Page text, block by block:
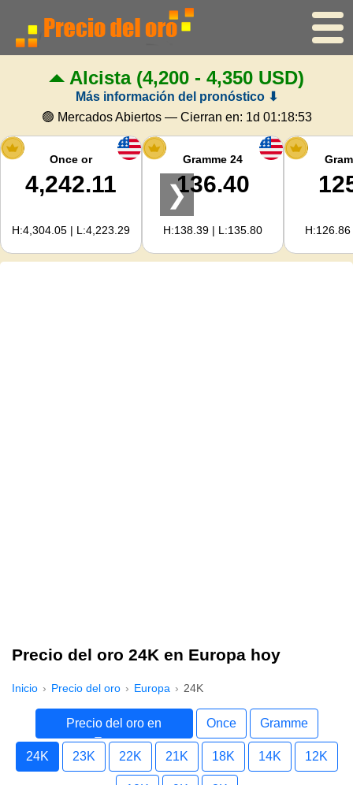
Inicio
Precio del oro
Precio de la plata
Calculadora de oro
Para Webmasters
Alcista(4,200 - 4,350 USD)
Más información del pronóstico ⬇
🟢 Mercados Abiertos — Cierran en: 1d 01:18:52
Once or
4,242.11
H:4,304.05 | L:4,223.29
Gramme 24
136.40
H:138.39 | L:135.80
❯
Precio del oro 24K en Europa hoy
Inicio Precio del oro Europa 24K
Precio del oro en
Europa
Once Gramme
24K 23K 22K 21K 18K 14K 12K